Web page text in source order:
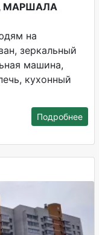
МАРШАЛА
на
зеркальный
машина,
кухонный
Подробнее